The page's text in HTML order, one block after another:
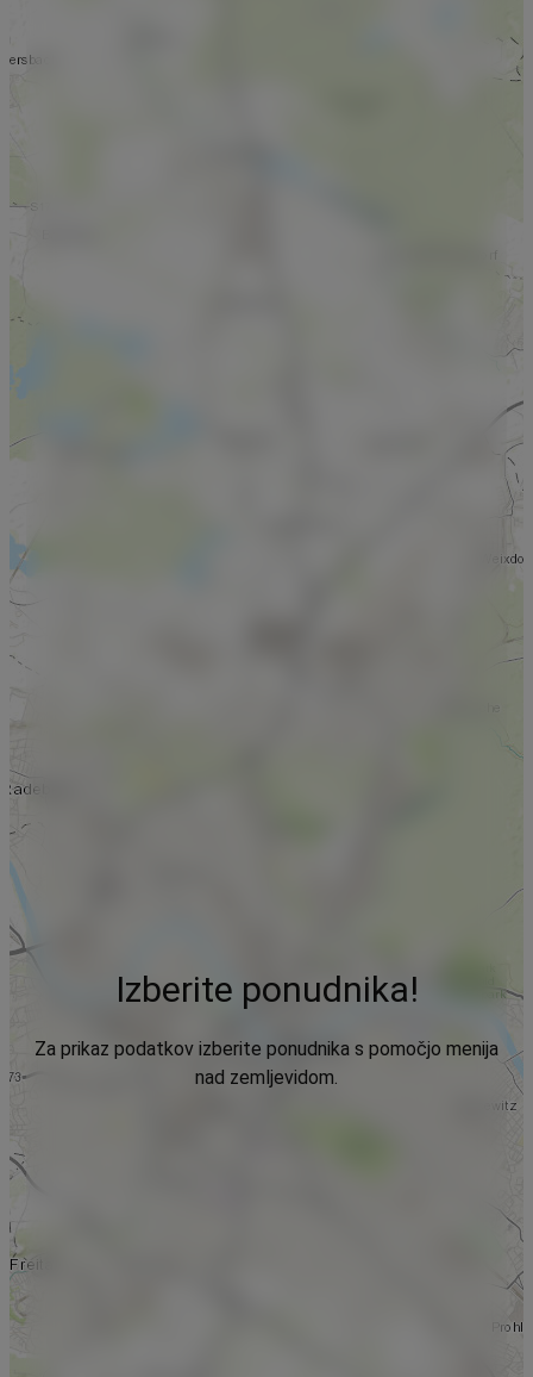
Izberite ponudnika!
Za prikaz podatkov izberite ponudnika s pomočjo menija
nad zemljevidom.